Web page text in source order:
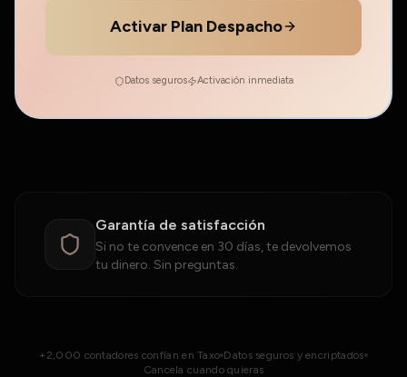
Activar Plan Despacho
Datos seguros Activación inmediata
Garantía de satisfacción
Si no te convence en 30 días, te devolvemos
tu dinero. Sin preguntas.
+2,000 contadores confían en Taxo Datos seguros y encriptados
Cancela cuando quieras